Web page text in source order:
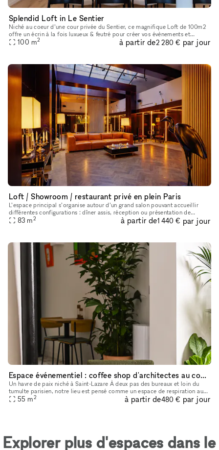
Splendid Loft in Le Sentier
Niché au coeur d’une cour privée du Sentier, ce magnifique Loft de 100m2
offre un écrin à la fois luxueux & feutré pour créer vos évènements et
accueillir vos showrooms dans un cadre exceptionnel.
100 m2 à partir de2 280 € par jour
Loft / Showroom / restaurant privé en plein Paris
L’espace principal s’organise autour d’un grand salon pouvant accueillir
différentes configurations : dîner assis, réception ou présentation de
produits. Le lieu dispose également d’une cuisine profe
83 m2 à partir de1 440 € par jour
Espace événementiel : coffee shop d'architectes au coeur du 8ème !
Un havre de paix niché à Saint-Lazare À deux pas des bureaux et loin du
tumulte parisien, notre lieu est pensé comme un espace de respiration au
cœur du quartier Saint-Lazare. Nous proposons un servi
55 m2 à partir de480 € par jour
Explorer plus d'espaces dans le